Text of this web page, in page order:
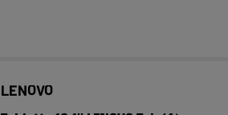
LENOVO